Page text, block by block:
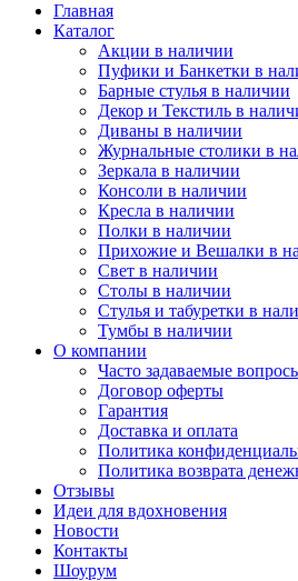
Главная
Каталог
Акции в наличии
Пуфики и Банкетки в
Барные стулья в наличии
Декор и Текстиль в
Диваны в наличии
Журнальные столики в
Зеркала в наличии
Консоли в наличии
Кресла в наличии
Полки в наличии
Прихожие и Вешалки в
Свет в наличии
Столы в наличии
Стулья и табуретки в
Тумбы в наличии
О компании
Часто задаваемые
Договор оферты
Гарантия
Доставка и оплата
Политика
Политика возврата
Отзывы
Идеи для вдохновения
Новости
Контакты
Шоурум